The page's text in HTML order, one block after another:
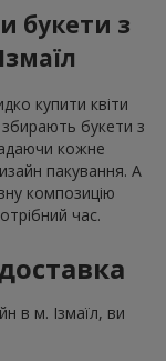
букети з
купити квіти
букети з
кожне
пакування. А
композицію
час.
в м. Ізмаїл, ви